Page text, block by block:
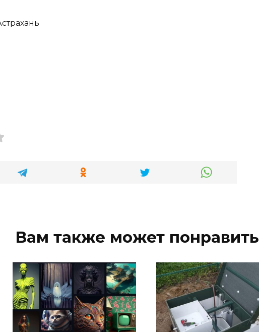
Вам также может